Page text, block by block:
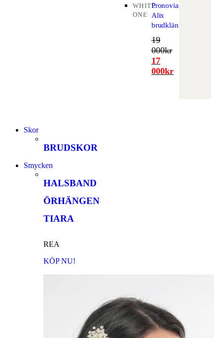
WHITE
ONE
Pronovias
Alix
brudklänning
19
000kr
17
000kr
Skor
BRUDSKOR
Smycken
HALSBAND
ÖRHÄNGEN
TIARA
REA
KÖP NU!